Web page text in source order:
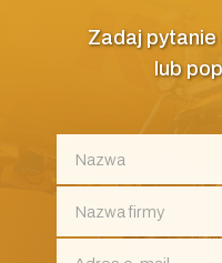
Zadaj pytanie
lub